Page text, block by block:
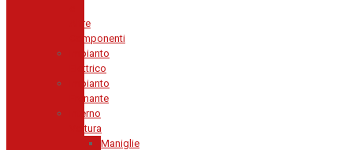
Altre
Componenti
Impianto
Elettrico
Impianto
Frenante
Interno
Vettura
Maniglie